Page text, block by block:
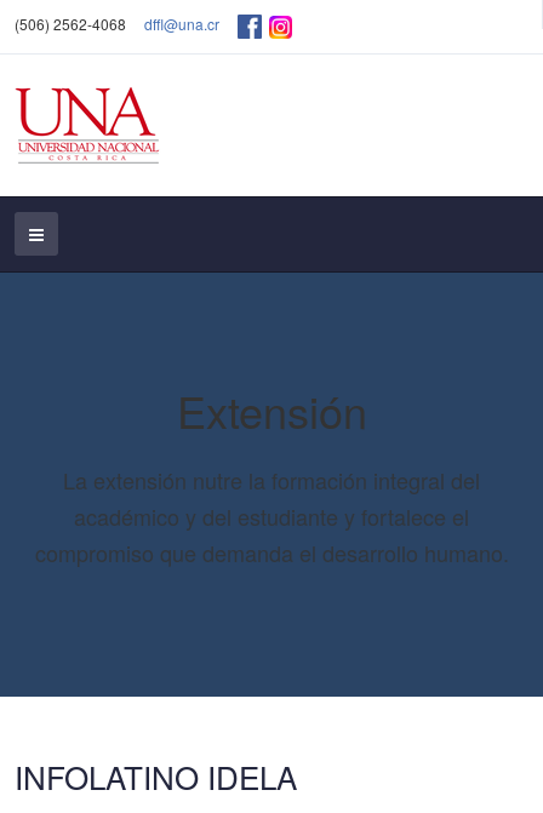
(506) 2562-4068 dffl@una.cr
Extensión
La extensión nutre la formación integral del
académico y del estudiante y fortalece el
compromiso que demanda el desarrollo humano.
INFOLATINO IDELA